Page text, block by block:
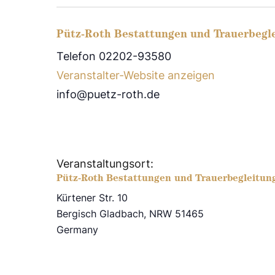
Pütz-Roth Bestattungen und
Telefon 02202-93580
Veranstalter-Website anzeigen
info@puetz-roth.de
Veranstaltungsort:
Pütz-Roth Bestattungen und
Kürtener Str. 10
Bergisch Gladbach, NRW 51465
Germany